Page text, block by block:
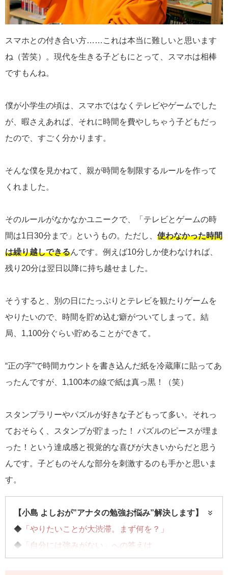
スマホとの付き合い方……これは本当に難しいと思います
ね（苦笑）。現代を生きる子どもにとって、スマホは相棒
ですもんね。
僕が小学生の頃は、スマホではなくテレビやゲームでした
が、暇さえあれば、それに時間を費やしちゃう子どもだっ
たので、すごく分かります。
そんな僕を見かねて、親が時間を制限するルールを作って
くれました。
そのルールがなかなかユニークで、「テレビとゲームの時
間は1日30分まで」というもの。ただし、 使わなかった時間
は繰り越しできるんです。例えば10分しか使わなければ、
残り20分は翌日以降に持ち越せました。
そうすると、別の日にたっぷりとテレビを観たりゲームを
やりたいので、時間を貯め込む癖がついてしまって。結
局、1,100分ぐらい貯めることができて。
“正の字”で時間カウントを書き込んだ紙を冷蔵庫に貼ってあ
ったんですが、1,100本の線で紙は真っ黒！（笑）
スタンプラリーやパズルが好きな子どもって多い。それっ
ておそらく、スタンプが貯まった！ パズルのピースが埋ま
った！という達成感と視覚的な喜びが大きいからだと思う
んです。子どものそんな部分を刺激するのも手かと思いま
す。
【小島 よしおが”アナタの勉強お悩み”解決します】
◆ 「やりたいことが大渋滞。まず何を？」
◆ 「自分には強みがない」への答えは